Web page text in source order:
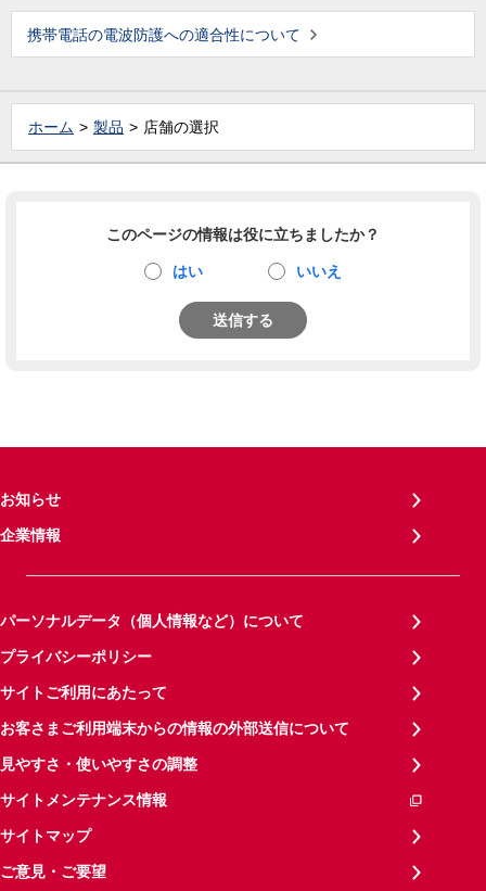
携帯電話の電波防護への適合性について
ホーム 製品 店舗の選択
このページの情報は役に立ちましたか？
はい いいえ
送信する
お知らせ
企業情報
パーソナルデータ（個人情報など）について
プライバシーポリシー
サイトご利用にあたって
お客さまご利用端末からの情報の外部送信について
見やすさ・使いやすさの調整
サイトメンテナンス情報
サイトマップ
ご意見・ご要望